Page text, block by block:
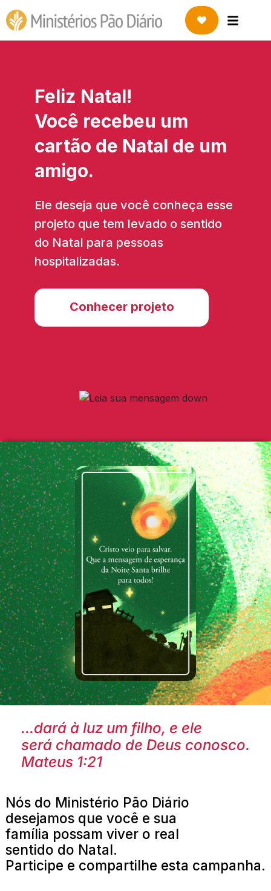
Feliz Natal!
Você recebeu um
cartão de Natal de um
amigo.
Ele deseja que você conheça esse
projeto que tem levado o sentido
do Natal para pessoas
hospitalizadas.
Conhecer projeto
...dará à luz um filho, e ele
será chamado de Deus conosco.
Mateus 1:21
Nós do Ministério Pão Diário
desejamos que você e sua
família possam viver o real
sentido do Natal.
Participe e compartilhe esta campanha.